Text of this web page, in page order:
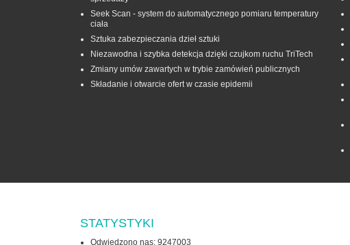
Seek Scan - system do automatycznego pomiaru temperatury
ciała
Sztuka zabezpieczania dzieł sztuki
Niezawodna i szybka detekcja dzięki czujkom ruchu TriTech
Zmiany umów zawartych w trybie zamówień publicznych
Składanie i otwarcie ofert w czasie epidemii
STATYSTYKI
Odwiedzono nas: 9247003